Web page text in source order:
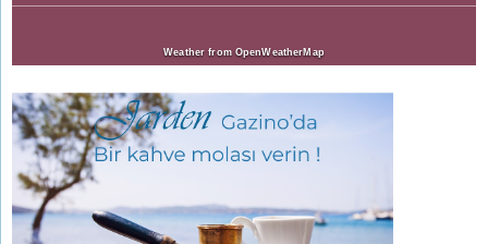
Weather from OpenWeatherMap